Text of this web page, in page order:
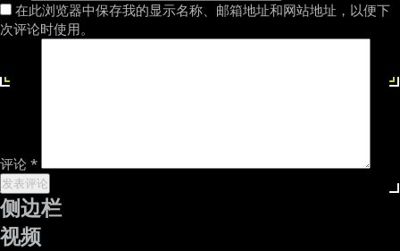
在此浏览器中保存我的显示名称、邮箱地址和网站地址，以便下
次评论时使用。
评论 *
侧边栏
视频